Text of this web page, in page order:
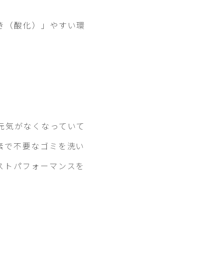
（酸化）」やすい環
がなくなっていて
不要なゴミを洗い
パフォーマンスを